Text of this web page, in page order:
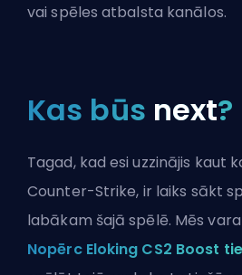
vai spēles atbalsta kanālos.
Kas būs next?
Tagad, kad esi uzzinājis kaut
Counter-Strike, ir laiks sākt
labākam šajā spēlē. Mēs
Nopērc Eloking CS2 Boost